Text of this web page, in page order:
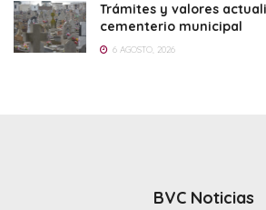
Trámites y valores
cementerio municipal
6 AGOSTO, 2026
BVC Noticias